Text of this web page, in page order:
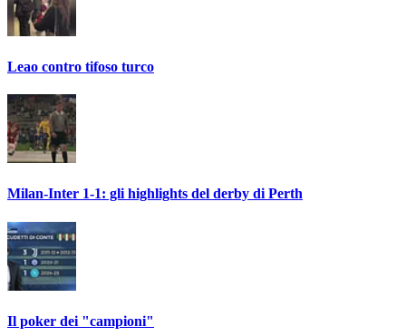
Leao contro tifoso turco
Milan-Inter 1-1: gli highlights del derby di Perth
Il poker dei "campioni"